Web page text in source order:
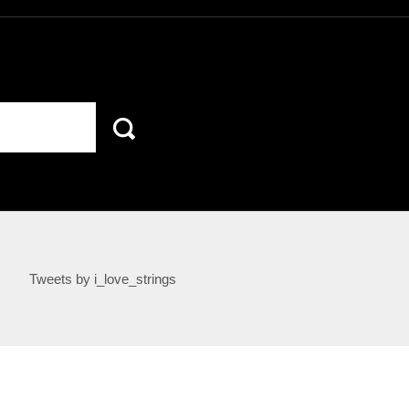
Tweets by i_love_strings